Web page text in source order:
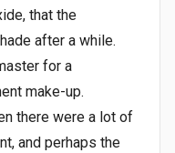
that the
after a while.
for a
make-up.
there were a lot of
and perhaps the